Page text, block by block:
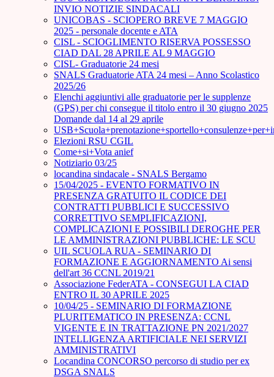
INVIO NOTIZIE SINDACALI
UNICOBAS - SCIOPERO BREVE 7 MAGGIO
2025 - personale docente e ATA
CISL - SCIOGLIMENTO RISERVA POSSESSO
CIAD DAL 28 APRILE AL 9 MAGGIO
CISL- Graduatorie 24 mesi
SNALS Graduatorie ATA 24 mesi – Anno Scolastico
2025/26
Elenchi aggiuntivi alle graduatorie per le supplenze
(GPS) per chi consegue il titolo entro il 30 giugno 2025
Domande dal 14 al 29 aprile
Elezioni RSU CGIL
Come+si+Vota anief
Notiziario 03/25
locandina sindacale - SNALS Bergamo
15/04/2025 - EVENTO FORMATIVO IN
PRESENZA GRATUITO IL CODICE DEI
CONTRATTI PUBBLICI E SUCCESSIVO
CORRETTIVO SEMPLIFICAZIONI,
COMPLICAZIONI E POSSIBILI DEROGHE PER
LE AMMINISTRAZIONI PUBBLICHE: LE SCU
UIL SCUOLA RUA - SEMINARIO DI
FORMAZIONE E AGGIORNAMENTO Ai sensi
dell'art 36 CCNL 2019/21
Associazione FederATA - CONSEGUI LA CIAD
ENTRO IL 30 APRILE 2025
10/04/25 - SEMINARIO DI FORMAZIONE
PLURITEMATICO IN PRESENZA: CCNL
VIGENTE E IN TRATTAZIONE PN 2021/2027
INTELLIGENZA ARTIFICIALE NEI SERVIZI
AMMINISTRATIVI
Locandina CONCORSO percorso di studio per ex
DSGA SNALS